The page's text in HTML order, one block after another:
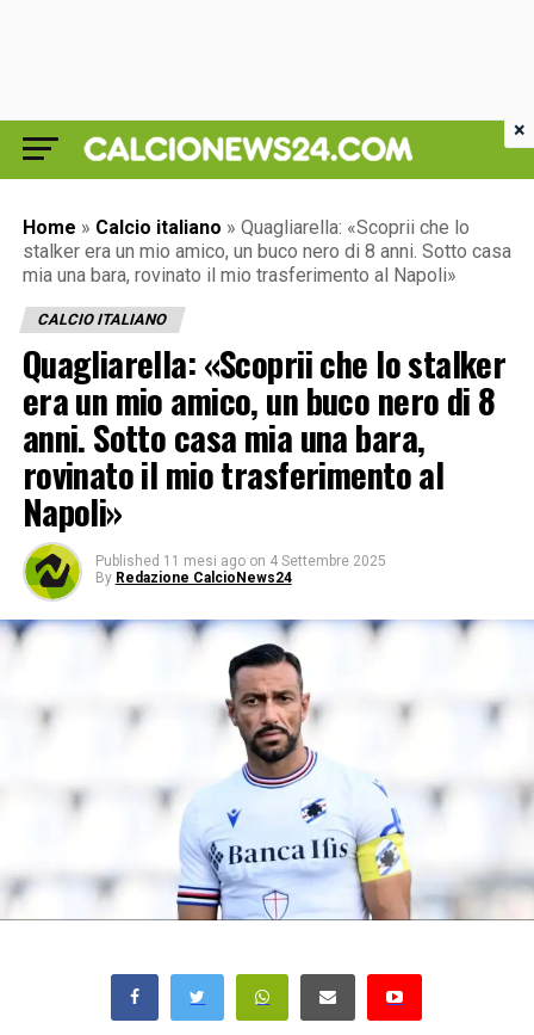
Home » Calcio italiano » Quagliarella: «Scoprii che lo
stalker era un mio amico, un buco nero di 8 anni. Sotto casa
mia una bara, rovinato il mio trasferimento al Napoli»
CALCIO ITALIANO
Quagliarella: «Scoprii che lo stalker
era un mio amico, un buco nero di 8
anni. Sotto casa mia una bara,
rovinato il mio trasferimento al
Napoli»
Published 11 mesi ago on 4 Settembre 2025
By Redazione CalcioNews24
×